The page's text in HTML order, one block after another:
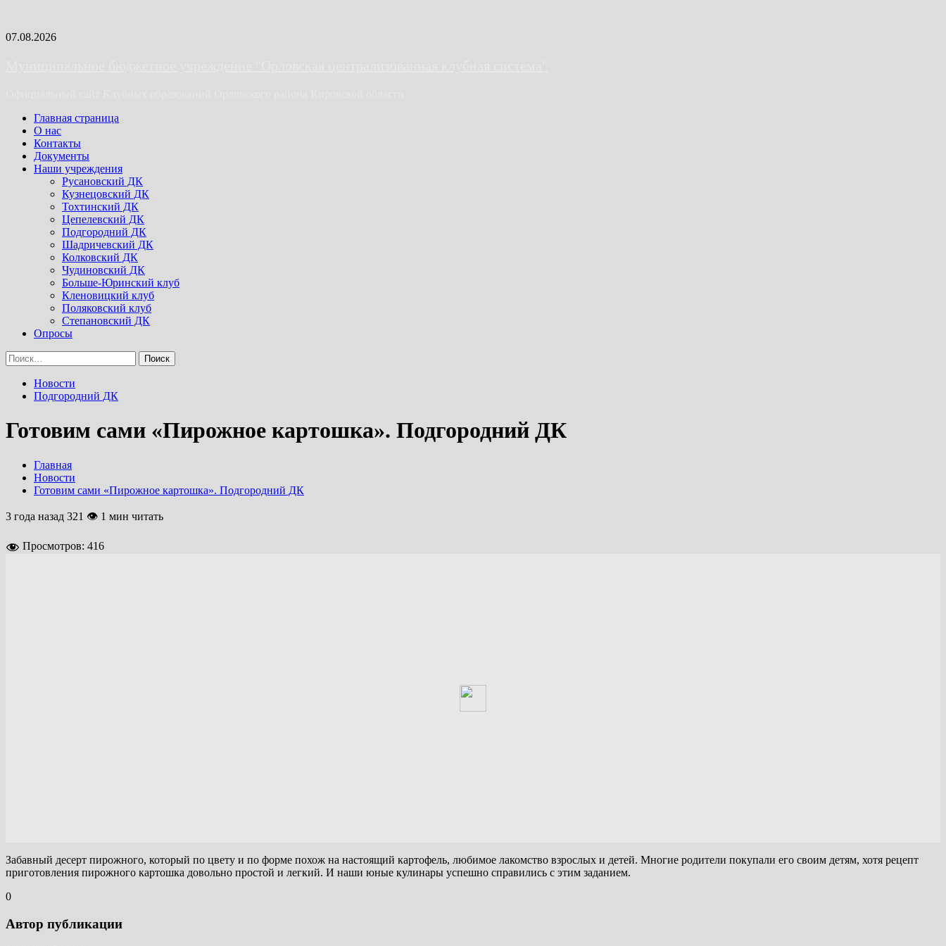
Skip
07.08.2026
Primary
Menu
Главная страница
О нас
Контакты
Документы
Наши учреждения
Русановский ДК
Кузнецовский ДК
Тохтинский ДК
Цепелевский ДК
Подгородний ДК
Шадричевский ДК
Колковский ДК
Чудиновский ДК
Больше-Юринский клуб
Кленовицкий клуб
Поляковский клуб
Степановский ДК
Опросы
Найти:
Новости
Подгородний ДК
Готовим сами «Пирожное картошка». Подгородний ДК
Главная
Новости
Готовим сами «Пирожное картошка». Подгородний ДК
3 года назад 321 👁 1 мин читать
Просмотров: 416
Забавный десерт пирожного, который по цвету и по форме похож на настоящий картофель, любимое лакомство взрослых и детей. Многие родители покупали его своим детям, хотя рецепт
приготовления пирожного картошка довольно простой и легкий. И наши юные кулинары успешно справились с этим заданием.
0
Автор публикации